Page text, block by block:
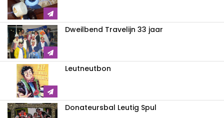
Dweilbend Travelijn 33 jaar
Leutneutbon
Donateursbal Leutig Spul